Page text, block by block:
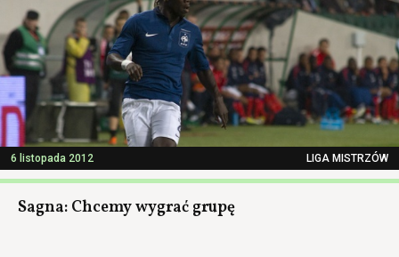
6 listopada 2012 LIGA MISTRZÓW
Sagna: Chcemy wygrać grupę